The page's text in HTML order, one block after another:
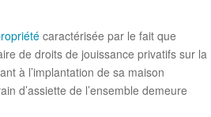
caractérisée par le fait que
de droits de jouissance privatifs sur la
à l’implantation de sa maison
d’assiette de l’ensemble demeure